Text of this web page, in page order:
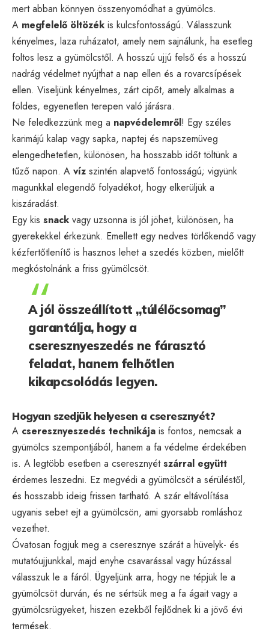
mert abban könnyen összenyomódhat a gyümölcs.
A megfelelő öltözék is kulcsfontosságú. Válasszunk
kényelmes, laza ruházatot, amely nem sajnálunk, ha esetleg
foltos lesz a gyümölcstől. A hosszú ujjú felső és a hosszú
nadrág védelmet nyújthat a nap ellen és a rovarcsípések
ellen. Viseljünk kényelmes, zárt cipőt, amely alkalmas a
földes, egyenetlen terepen való járásra.
Ne feledkezzünk meg a napvédelemről! Egy széles
karimájú kalap vagy sapka, naptej és napszemüveg
elengedhetetlen, különösen, ha hosszabb időt töltünk a
tűző napon. A víz szintén alapvető fontosságú; vigyünk
magunkkal elegendő folyadékot, hogy elkerüljük a
kiszáradást.
Egy kis snack vagy uzsonna is jól jöhet, különösen, ha
gyerekekkel érkezünk. Emellett egy nedves törlőkendő vagy
kézfertőtlenítő is hasznos lehet a szedés közben, mielőtt
megkóstolnánk a friss gyümölcsöt.
A jól összeállított „túlélőcsomag”
garantálja, hogy a
cseresznyeszedés ne fárasztó
feladat, hanem felhőtlen
kikapcsolódás legyen.
Hogyan szedjük helyesen a cseresznyét?
A cseresznyeszedés technikája is fontos, nemcsak a
gyümölcs szempontjából, hanem a fa védelme érdekében
is. A legtöbb esetben a cseresznyétszárral együtt
érdemes leszedni. Ez megvédi a gyümölcsöt a sérüléstől,
és hosszabb ideig frissen tartható. A szár eltávolítása
ugyanis sebet ejt a gyümölcsön, ami gyorsabb romláshoz
vezethet.
Óvatosan fogjuk meg a cseresznye szárát a hüvelyk- és
mutatóujjunkkal, majd enyhe csavarással vagy húzással
válasszuk le a fáról. Ügyeljünk arra, hogy ne tépjük le a
gyümölcsöt durván, és ne sértsük meg a fa ágait vagy a
gyümölcsrügyeket, hiszen ezekből fejlődnek ki a jövő évi
termések.